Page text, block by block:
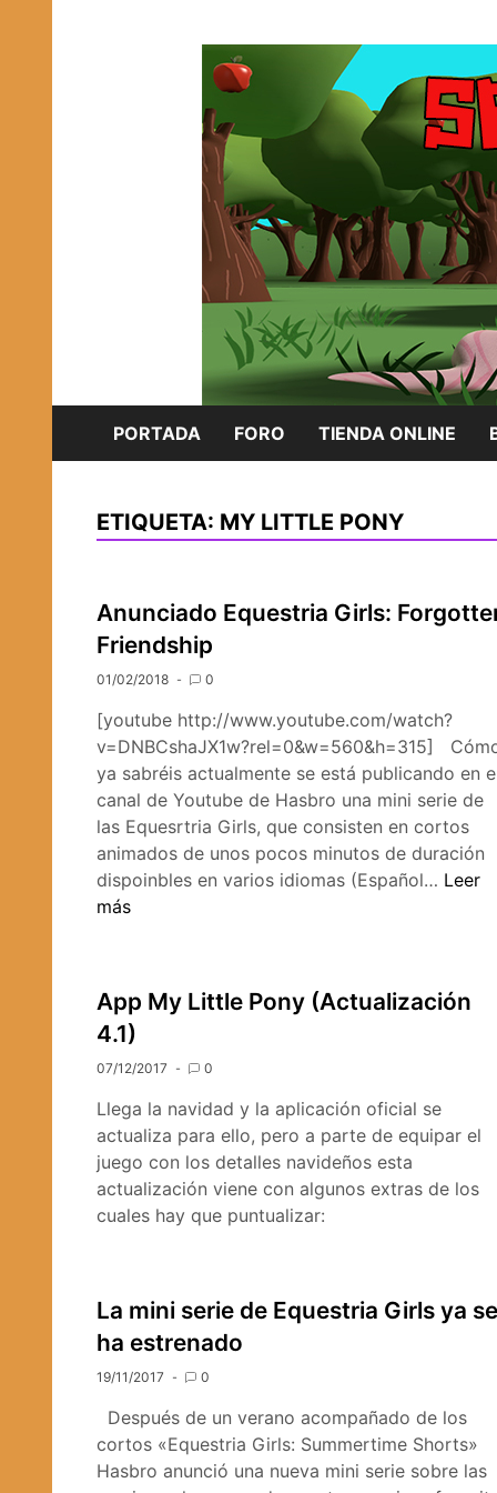
SPONISH HERD
PORTADA FORO TIENDA ONLINE
ETIQUETA: MY LITTLE PONY
Anunciado Equestria Girls:
Friendship
01/02/2018 0
[youtube http://www.youtube.com/watch?
v=DNBCshaJX1w?rel=0&w=560&h=315]
ya sabréis actualmente se está publicando en
canal de Youtube de Hasbro una mini serie de
las Equesrtria Girls, que consisten en cortos
animados de unos pocos minutos de duración
dispoinbles en varios idiomas (Español… Leer
más
App My Little Pony (Actualización
4.1)
07/12/2017 0
Llega la navidad y la aplicación oficial se
actualiza para ello, pero a parte de equipar el
juego con los detalles navideños esta
actualización viene con algunos extras de los
cuales hay que puntualizar:
La mini serie de Equestria Girls ya se
ha estrenado
19/11/2017 0
Después de un verano acompañado de los
cortos «Equestria Girls: Summertime Shorts»
Hasbro anunció una nueva mini serie sobre las